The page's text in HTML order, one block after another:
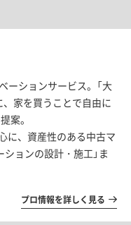
ションサービス。「大
、家を買うことで自由に
案。
に、資産性のある中古マ
ションの設計・施工」ま
プロ情報を詳しく見る